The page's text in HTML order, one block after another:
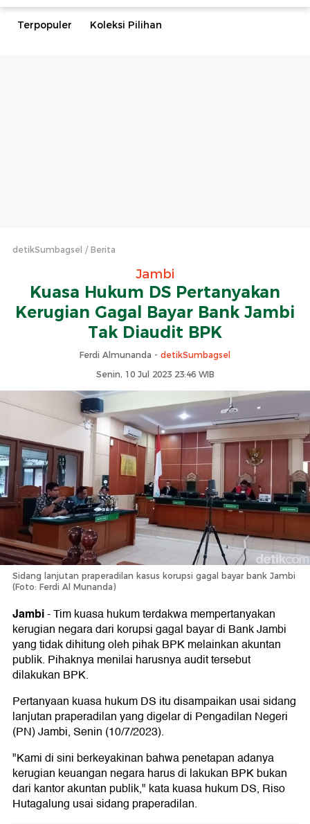
Terpopuler Koleksi Pilihan
detikSumbagsel Berita
Jambi
Kuasa Hukum DS Pertanyakan
Kerugian Gagal Bayar Bank Jambi
Tak Diaudit BPK
Ferdi Almunanda - detikSumbagsel
Senin, 10 Jul 2023 23:46 WIB
Sidang lanjutan praperadilan kasus korupsi gagal bayar bank Jambi
(Foto: Ferdi Al Munanda)
Jambi-Tim kuasa hukum terdakwa mempertanyakan
kerugian negara dari korupsi gagal bayar di Bank Jambi
yang tidak dihitung oleh pihak BPK melainkan akuntan
publik. Pihaknya menilai harusnya audit tersebut
dilakukan BPK.
Pertanyaan kuasa hukum DS itu disampaikan usai sidang
lanjutan praperadilan yang digelar di Pengadilan Negeri
(PN) Jambi, Senin (10/7/2023).
"Kami di sini berkeyakinan bahwa penetapan adanya
kerugian keuangan negara harus di lakukan BPK bukan
dari kantor akuntan publik," kata kuasa hukum DS, Riso
Hutagalung usai sidang praperadilan.